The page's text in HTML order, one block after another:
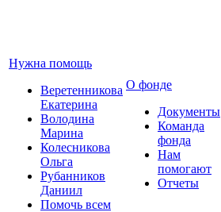
Нужна помощь
Веретенникова
Екатерина
Володина
Марина
Колесникова
Ольга
Рубанников
Даниил
Помочь всем
О фонде
Документы
Команда
фонда
Нам
помогают
Отчеты